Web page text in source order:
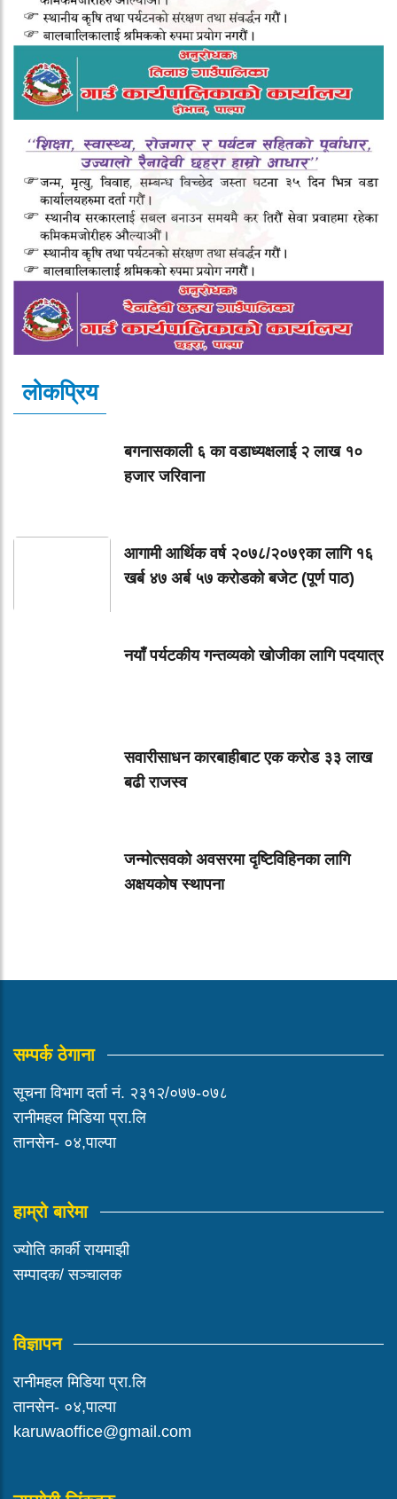
लोकप्रिय
बगनासकाली ६ का वडाध्यक्षलाई २ लाख १०
हजार जरिवाना
आगामी आर्थिक वर्ष २०७८/२०७९का लागि १६
खर्ब ४७ अर्ब ५७ करोडको बजेट (पूर्ण पाठ)
नयाँ पर्यटकीय गन्तव्यको खोजीका लागि पदयात्र
सवारीसाधन कारबाहीबाट एक करोड ३३ लाख
बढी राजस्व
जन्मोत्सवको अवसरमा दृष्टिविहिनका लागि
अक्षयकोष स्थापना
सम्पर्क ठेगाना
सूचना विभाग दर्ता नं. २३१२/०७७-०७८
रानीमहल मिडिया प्रा.लि
तानसेन- ०४,पाल्पा
हाम्रो बारेमा
ज्योति कार्की रायमाझी
सम्पादक/ सञ्चालक
विज्ञापन
रानीमहल मिडिया प्रा.लि
तानसेन- ०४,पाल्पा
karuwaoffice@gmail.com